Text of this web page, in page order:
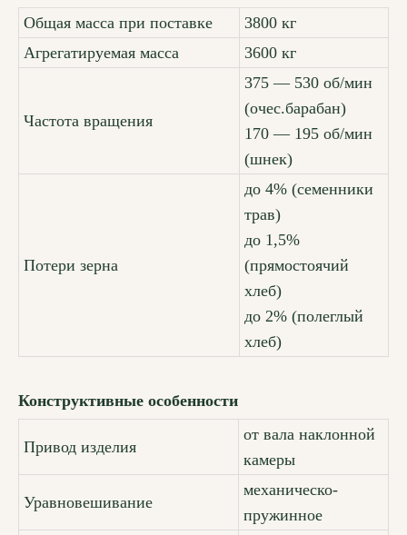
Общая масса при поставке
3800 кг
Агрегатируемая масса
3600 кг
Частота вращения
375 — 530 об/мин
(очес.барабан)
170 — 195 об/мин
(шнек)
Потери зерна
до 4% (семенники
трав)
до 1,5%
(прямостоячий
хлеб)
до 2% (полеглый
хлеб)
Конструктивные особенности
Привод изделия
от вала наклонной
камеры
Уравновешивание
механическо-
пружинное